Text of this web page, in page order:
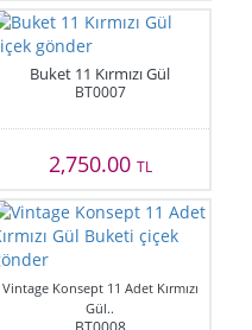
Buket 11 Kırmızı Gül
BT0007
2,750.00 TL
Vintage Konsept 11 Adet Kırmızı
Gül..